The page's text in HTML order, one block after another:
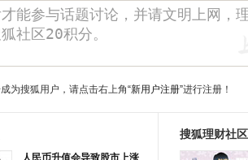
为搜狐用户，请点击右上角“新用户注册”进行注册！
人民币升值会导致股市上涨
搜狐理财社